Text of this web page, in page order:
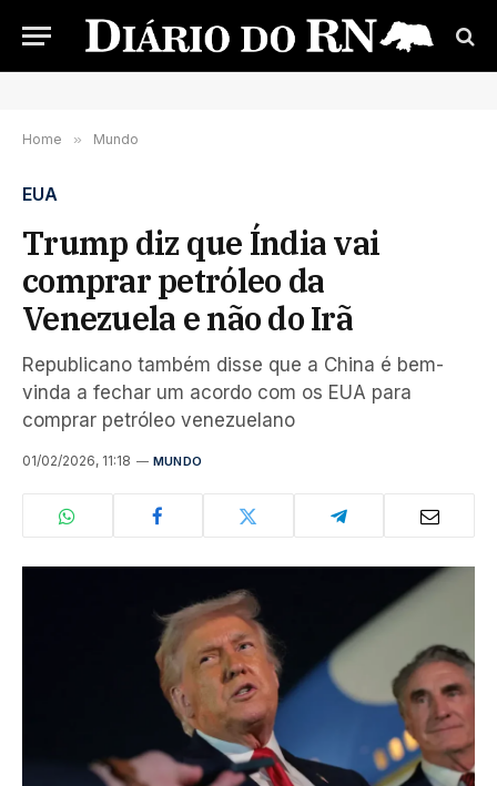
Home » Mundo
EUA
Trump diz que Índia vai
comprar petróleo da
Venezuela e não do Irã
Republicano também disse que a China é bem-
vinda a fechar um acordo com os EUA para
comprar petróleo venezuelano
01/02/2026, 11:18 MUNDO